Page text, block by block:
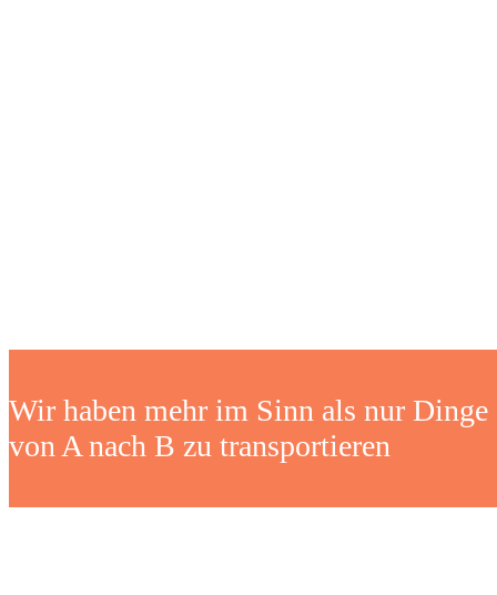
Wir haben mehr im Sinn als nur Dinge
von A nach B zu transportieren